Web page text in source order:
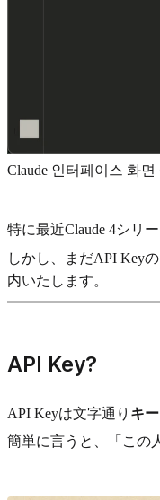
Claude 인터페이스 화면
特に最近Claude 4シリ
しかし、まだAPI Key
内いたします。
API Key?
API Keyは文字通り キー
簡単に言うと、「この